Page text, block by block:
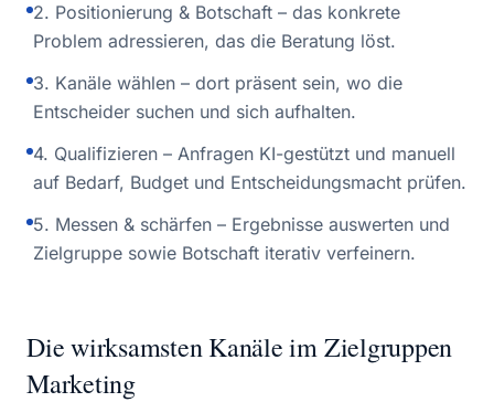
2. Positionierung & Botschaft – das konkrete
Problem adressieren, das die Beratung löst.
3. Kanäle wählen – dort präsent sein, wo die
Entscheider suchen und sich aufhalten.
4. Qualifizieren – Anfragen KI-gestützt und manuell
auf Bedarf, Budget und Entscheidungsmacht prüfen.
5. Messen & schärfen – Ergebnisse auswerten und
Zielgruppe sowie Botschaft iterativ verfeinern.
Die wirksamsten Kanäle im Zielgruppen
Marketing